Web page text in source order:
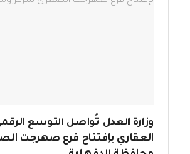
وزارة العدل تُواصل التوسع
العقاري بإفتتاح فرع صهرجت